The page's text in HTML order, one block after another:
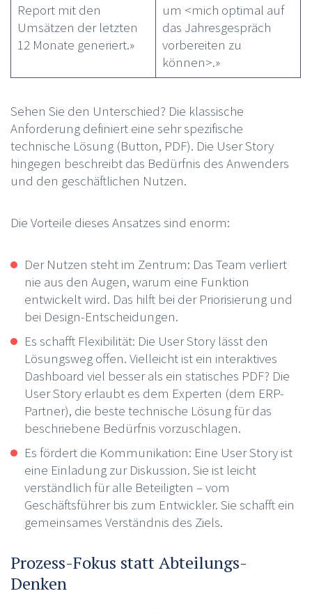
Report mit den
Umsätzen der letzten
12 Monate generiert.»
um <mich optimal auf
das Jahresgespräch
vorbereiten zu
können>.»
Sehen Sie den Unterschied? Die klassische
Anforderung definiert eine sehr spezifische
technische Lösung (Button, PDF). Die User Story
hingegen beschreibt das Bedürfnis des Anwenders
und den geschäftlichen Nutzen.
Die Vorteile dieses Ansatzes sind enorm:
Der Nutzen steht im Zentrum: Das Team verliert
nie aus den Augen, warum eine Funktion
entwickelt wird. Das hilft bei der Priorisierung und
bei Design-Entscheidungen.
Es schafft Flexibilität: Die User Story lässt den
Lösungsweg offen. Vielleicht ist ein interaktives
Dashboard viel besser als ein statisches PDF? Die
User Story erlaubt es dem Experten (dem ERP-
Partner), die beste technische Lösung für das
beschriebene Bedürfnis vorzuschlagen.
Es fördert die Kommunikation: Eine User Story ist
eine Einladung zur Diskussion. Sie ist leicht
verständlich für alle Beteiligten – vom
Geschäftsführer bis zum Entwickler. Sie schafft ein
gemeinsames Verständnis des Ziels.
Prozess-Fokus statt Abteilungs-
Denken